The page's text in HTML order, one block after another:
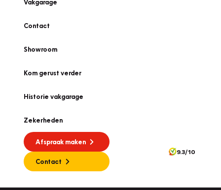
Vakgarage
Contact
Showroom
Kom gerust verder
Historie vakgarage
Zekerheden
Afspraak maken
Contact
9.3/10